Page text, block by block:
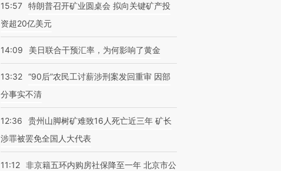
15:57 特朗普召开矿业圆桌会 拟向关键矿产投
资超20亿美元
14:09 美日联合干预汇率，为何影响了黄金
13:32 “90后”农民工讨薪涉刑案发回重审 因部
分事实不清
12:36
贵州山脚树矿难致16人死亡近三年 矿长
涉罪被罢免全国人大代表
11:12 非京籍五环内购房社保降至一年 北京市公